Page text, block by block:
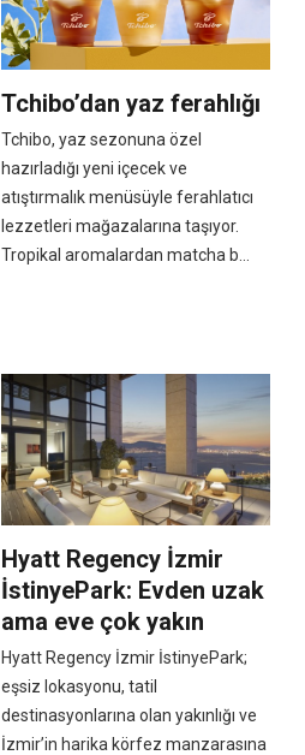
Tchibo’dan yaz ferahlığı
Tchibo, yaz sezonuna özel
hazırladığı yeni içecek ve
atıştırmalık menüsüyle ferahlatıcı
lezzetleri mağazalarına taşıyor.
Tropikal aromalardan matcha b...
Hyatt Regency İzmir
İstinyePark: Evden uzak
ama eve çok yakın
Hyatt Regency İzmir İstinyePark;
eşsiz lokasyonu, tatil
destinasyonlarına olan yakınlığı ve
İzmir’in harika körfez manzarasına